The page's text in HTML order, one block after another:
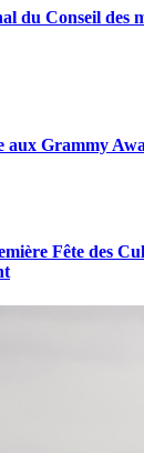
du Conseil des
aux Grammy
Fête des